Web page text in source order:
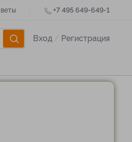
+7 495 649-649-1
Вход / Регистрация